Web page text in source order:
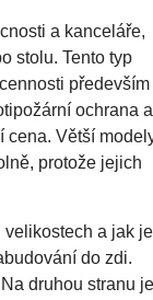
a kanceláře,
stolu. Tento typ
především
ochrana a
cena. Větší
protože jejich
velikostech a jak je
do zdi.
druhou stranu je